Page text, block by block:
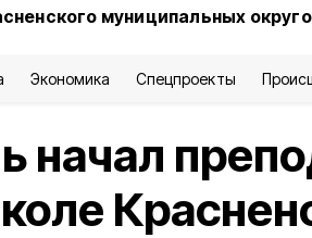
муниципальных
Экономика Спецпроекты
начал